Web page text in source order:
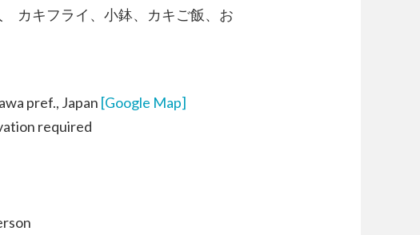
キフライ、小鉢、カキご飯、お
pref., Japan [Google Map]
required